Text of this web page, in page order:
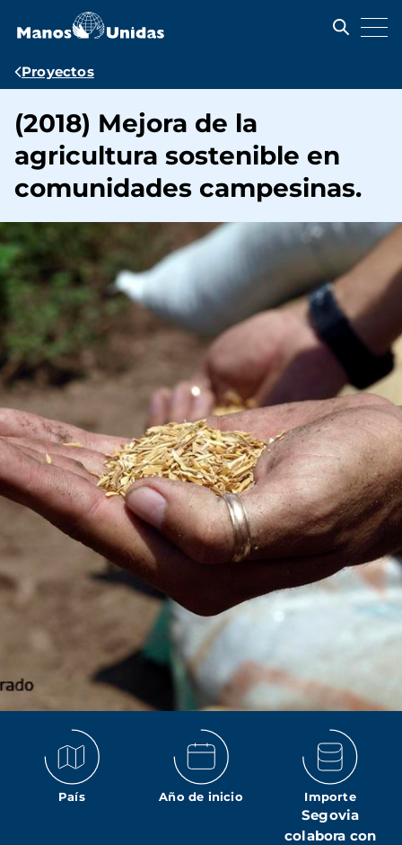
contenido
Ruta
navegación
Proyectos
(2018) Mejora de la
agricultura sostenible en
comunidades campesinas.
País Año de inicio Importe
Segovia
colabora con